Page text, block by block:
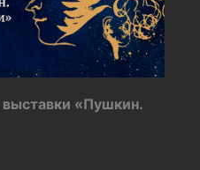
выставки «Пушкин.